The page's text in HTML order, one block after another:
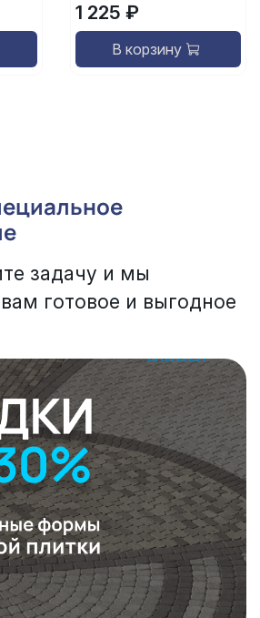
1 225 ₽
В корзину
задачу и мы
готовое и выгодное